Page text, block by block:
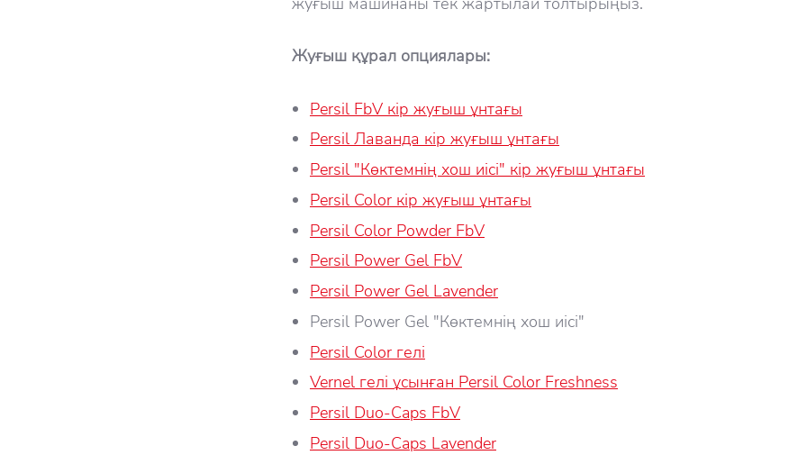
Жуғыш құрал опциялары:
Persil FbV кір жуғыш ұнтағы
Persil Лаванда кір жуғыш ұнтағы
Persil "Көктемнің хош иісі" кір жуғыш ұнтағы
Persil Color кір жуғыш ұнтағы
Persil Color Powder FbV
Persil Power Gel FbV
Persil Power Gel Lavender
Persil Power Gel "Көктемнің хош иісі"
Persil Color гелі
Vernel гелі ұсынған Persil Color Freshness
Persil Duo-Caps FbV
Persil Duo-Caps Lavender